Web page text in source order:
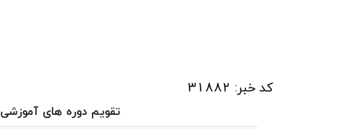
کد خبر: 31882
تقویم دوره های آموزشی